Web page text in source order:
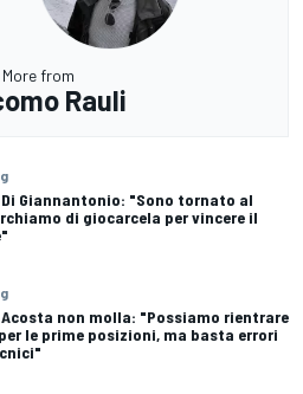
More from
Rauli
Di Giannantonio: "Sono tornato al
di giocarcela per vincere il
Acosta non molla: "Possiamo rientrare
le prime posizioni, ma basta errori